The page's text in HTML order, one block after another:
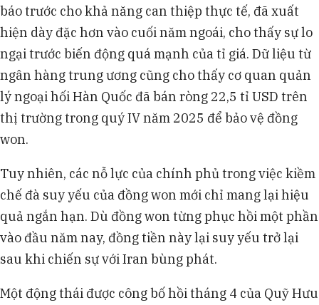
báo trước cho khả năng can thiệp thực tế, đã xuất
hiện dày đặc hơn vào cuối năm ngoái, cho thấy sự lo
ngại trước biến động quá mạnh của tỉ giá. Dữ liệu từ
ngân hàng trung ương cũng cho thấy cơ quan quản
lý ngoại hối Hàn Quốc đã bán ròng 22,5 tỉ USD trên
thị trường trong quý IV năm 2025 để bảo vệ đồng
won.
Tuy nhiên, các nỗ lực của chính phủ trong việc kiềm
chế đà suy yếu của đồng won mới chỉ mang lại hiệu
quả ngắn hạn. Dù đồng won từng phục hồi một phần
vào đầu năm nay, đồng tiền này lại suy yếu trở lại
sau khi chiến sự với Iran bùng phát.
Một động thái được công bố hồi tháng 4 của Quỹ Hưu